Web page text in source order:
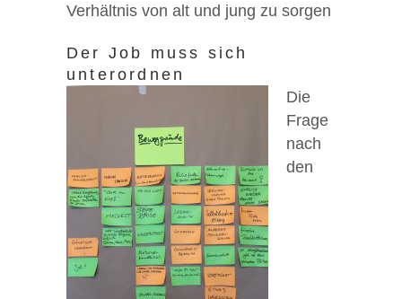
Verhältnis von alt und jung zu sorgen
Der Job muss sich
unterordnen
Die
Frage
nach
den